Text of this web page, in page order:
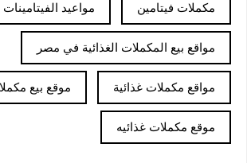
مكملات فيتامين مواعيد الفيتامينات
مواقع بيع المكملات الغذائية في مصر
مواقع مكملات غذائية موقع بيع
موقع مكملات غذائيه